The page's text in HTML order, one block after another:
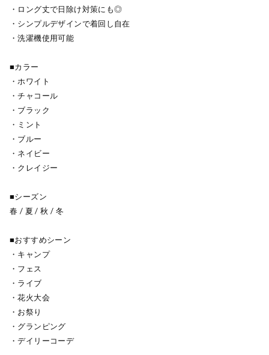
・ロング丈で日除け対策にも◎
・シンプルデザインで着回し自在
・洗濯機使用可能
■カラー
・ホワイト
・チャコール
・ブラック
・ミント
・ブルー
・ネイビー
・クレイジー
■シーズン
春 / 夏 / 秋 / 冬
■おすすめシーン
・キャンプ
・フェス
・ライブ
・花火大会
・お祭り
・グランピング
・デイリーコーデ